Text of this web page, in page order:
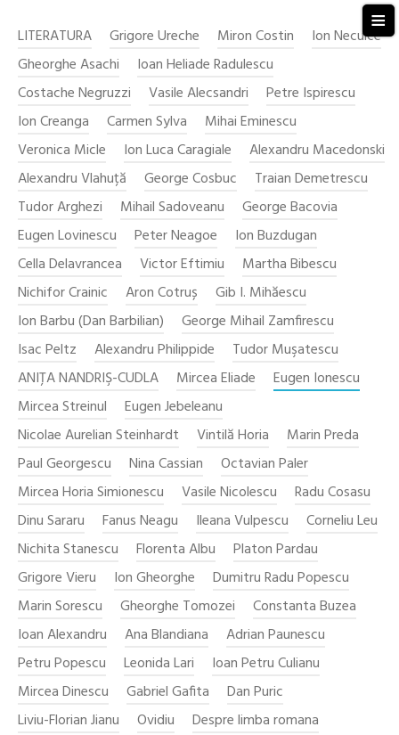
≡
LITERATURA Grigore Ureche Miron Costin
Ion Neculce
Gheorghe Asachi
Ioan Heliade Radulescu
Costache Negruzzi
Vasile Alecsandri
Petre Ispirescu
Ion Creanga
Carmen Sylva
Mihai Eminescu
Veronica Micle
Ion Luca Caragiale
Alexandru Macedonski
Alexandru Vlahuță
George Cosbuc
Traian Demetrescu
Tudor Arghezi
Mihail Sadoveanu
George Bacovia
Eugen Lovinescu
Peter Neagoe
Ion Buzdugan
Cella Delavrancea
Victor Eftimiu
Martha Bibescu
Nichifor Crainic
Aron Cotruș
Gib I. Mihăescu
Ion Barbu (Dan Barbilian)
George Mihail Zamfirescu
Isac Peltz
Alexandru Philippide
Tudor Muşatescu
ANIŢA NANDRIŞ-CUDLA
Mircea Eliade
Eugen Ionescu
Mircea Streinul
Eugen Jebeleanu
Nicolae Aurelian Steinhardt
Vintilă Horia
Marin Preda
Paul Georgescu
Nina Cassian
Octavian Paler
Mircea Horia Simionescu
Vasile Nicolescu
Radu Cosasu
Dinu Sararu
Fanus Neagu Ileana Vulpescu
Corneliu Leu
Nichita Stanescu
Florenta Albu
Platon Pardau
Grigore Vieru
Ion Gheorghe
Dumitru Radu Popescu
Marin Sorescu
Gheorghe Tomozei
Constanta Buzea
Ioan Alexandru
Ana Blandiana
Adrian Paunescu
Petru Popescu
Leonida Lari
Ioan Petru Culianu
Mircea Dinescu
Gabriel Gafita
Dan Puric
Liviu-Florian Jianu
Ovidiu Despre limba romana